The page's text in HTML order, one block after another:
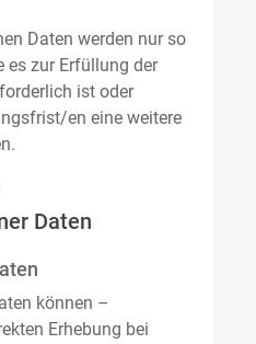
Daten werden nur so
es zur Erfüllung der
ist oder
en eine weitere
Daten
können –
Erhebung bei